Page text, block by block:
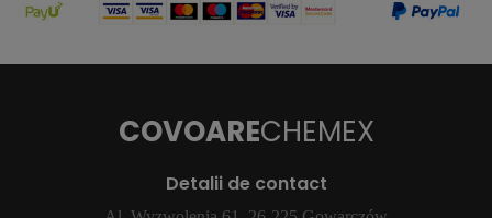
COVOARECHEMEX
Detalii de contact